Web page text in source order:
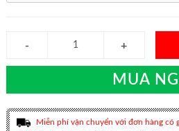
MUA
Miễn phí vận chuyển với đơn hàng có